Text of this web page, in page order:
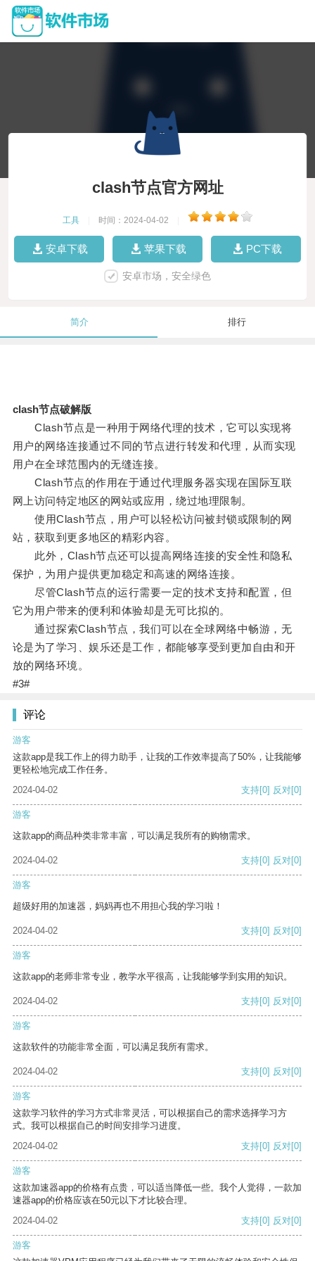
clash节点官方网址
工具 时间：2024-04-02
安卓下载 苹果下载 PC下载
安卓市场，安全绿色
简介 排行
clash节点破解版
Clash节点是一种用于网络代理的技术，它可以实现将
用户的网络连接通过不同的节点进行转发和代理，从而实现
用户在全球范围内的无缝连接。
Clash节点的作用在于通过代理服务器实现在国际互联
网上访问特定地区的网站或应用，绕过地理限制。
使用Clash节点，用户可以轻松访问被封锁或限制的网
站，获取到更多地区的精彩内容。
此外，Clash节点还可以提高网络连接的安全性和隐私
保护，为用户提供更加稳定和高速的网络连接。
尽管Clash节点的运行需要一定的技术支持和配置，但
它为用户带来的便利和体验却是无可比拟的。
通过探索Clash节点，我们可以在全球网络中畅游，无
论是为了学习、娱乐还是工作，都能够享受到更加自由和开
放的网络环境。
#3#
评论
游客
这款app是我工作上的得力助手，让我的工作效率提高了50%，让我能够
更轻松地完成工作任务。
2024-04-02
支持[0] 反对[0]
游客
这款app的商品种类非常丰富，可以满足我所有的购物需求。
2024-04-02 支持[0] 反对[0]
游客
超级好用的加速器，妈妈再也不用担心我的学习啦！
2024-04-02 支持[0] 反对[0]
游客
这款app的老师非常专业，教学水平很高，让我能够学到实用的知识。
2024-04-02 支持[0] 反对[0]
游客
这款软件的功能非常全面，可以满足我所有需求。
2024-04-02 支持[0] 反对[0]
游客
这款学习软件的学习方式非常灵活，可以根据自己的需求选择学习方
式。我可以根据自己的时间安排学习进度。
2024-04-02
支持[0] 反对[0]
游客
这款加速器app的价格有点贵，可以适当降低一些。我个人觉得，一款加
速器app的价格应该在50元以下才比较合理。
2024-04-02
支持[0] 反对[0]
游客